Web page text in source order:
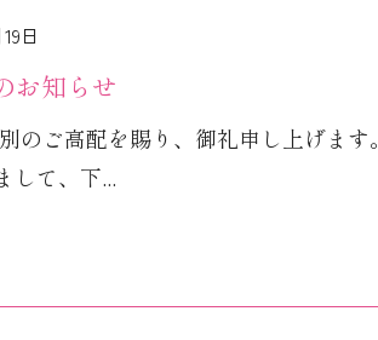
日
お知らせ
のご高配を賜り、御礼申し上げます
て、下...